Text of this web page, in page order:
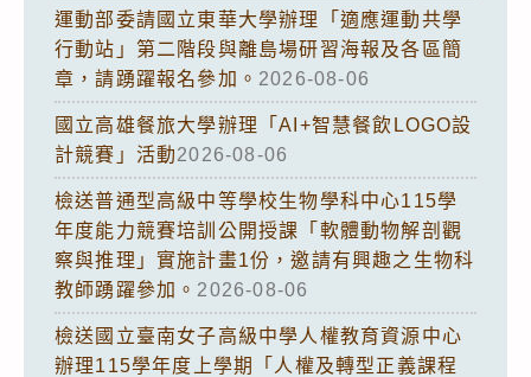
運動部委請國立東華大學辦理「適應運動共學
行動站」第二階段與離島場研習海報及各區簡
章，請踴躍報名參加。 2026-08-06
國立高雄餐旅大學辦理「AI+智慧餐飲LOGO設
計競賽」活動2026-08-06
檢送普通型高級中等學校生物學科中心115學
年度能力競賽培訓公開授課「軟體動物解剖觀
察與推理」實施計畫1份，邀請有興趣之生物科
教師踴躍參加。 2026-08-06
檢送國立臺南女子高級中學人權教育資源中心
辦理115學年度上學期「人權及轉型正義課程